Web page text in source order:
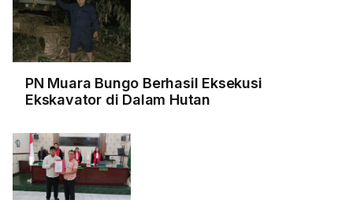
PN Muara Bungo Berhasil Eksekusi
Ekskavator di Dalam Hutan